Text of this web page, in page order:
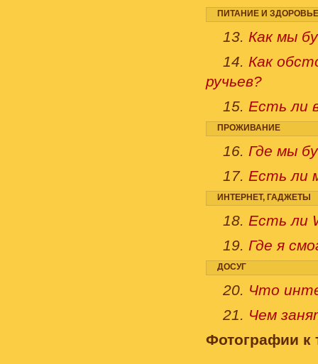
ПИТАНИЕ И ЗДОРОВЬЕ
13. Как мы
14. Как
ручьев?
15. Есть ли
ПРОЖИВАНИЕ
16. Где мы
17. Есть ли
ИНТЕРНЕТ, ГАДЖЕТЫ
18. Есть ли
19. Где я
ДОСУГ
20. Что
21. Чем
Фотографии к